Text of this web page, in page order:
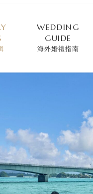
WEDDING
GUIDE
海外婚禮指南